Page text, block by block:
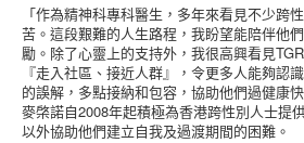
捐助單位
「作為精神科專科醫生，多年來看見不少跨
苦。這段艱難的人生路程，我盼望能陪伴他
勵。除了心靈上的支持外，我很高興看見
『走入社區、接近人群』，令更多人能夠認
的誤解，多點接納和包容，協助他們過健康
麥棨諾自2008年起積極為香港跨性別人士提
以外協助他們建立自我及過渡期間的困難。